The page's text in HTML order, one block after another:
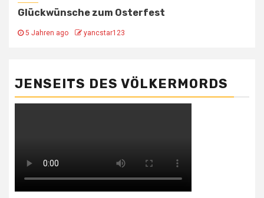
Glückwünsche zum Osterfest
5 Jahren ago yancstar123
JENSEITS DES VÖLKERMORDS